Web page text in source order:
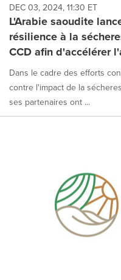
DEC 03, 2024, 11:30 ET
L'Arabie saoudite
résilience à la
CCD afin d'accélérer
Dans le cadre des efforts
contre l'impact de la
ses partenaires ont ...